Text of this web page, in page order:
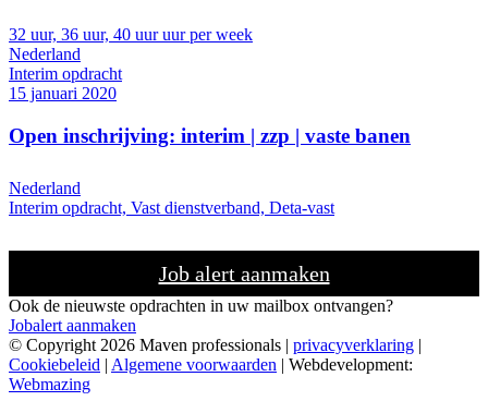
32 uur, 36 uur, 40 uur uur per week
Nederland
Interim opdracht
15 januari 2020
Open inschrijving: interim | zzp | vaste banen
Nederland
Interim opdracht, Vast dienstverband, Deta-vast
Job alert aanmaken
Ook de nieuwste opdrachten in uw mailbox ontvangen?
Jobalert aanmaken
© Copyright 2026 Maven professionals | privacyverklaring
Cookiebeleid Algemene voorwaarden | Webdevelopment:
Webmazing